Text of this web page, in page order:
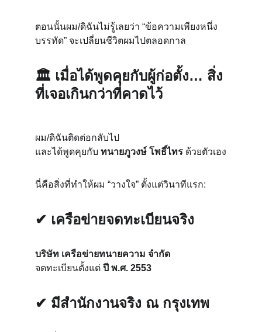
ตอนนั้นผม/ดิฉันไม่รู้เลยว่า “ข้อความเพียงหนึ่ง
บรรทัด” จะเปลี่ยนชีวิตผมไปตลอดกาล
🏛 เมื่อได้พูดคุยกับผู้ก่อตั้ง… สิ่ง
ที่เจอเกินกว่าที่คาดไว้
ผม/ดิฉันติดต่อกลับไป
และได้พูดคุยกับ ทนายภูวงษ์ โพธิ์ไทร ด้วยตัวเอง
นี่คือสิ่งที่ทำให้ผม “วางใจ” ตั้งแต่วินาทีแรก:
✔ เครือข่ายจดทะเบียนจริง
บริษัท เครือข่ายทนายความ จำกัด
จดทะเบียนตั้งแต่ ปี พ.ศ. 2553
✔ มีสำนักงานจริง ณ กรุงเทพ